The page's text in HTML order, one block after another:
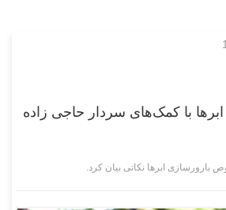
با کمک‌های سردار حاجی زاده
ابرها نکاتی بیان کرد.